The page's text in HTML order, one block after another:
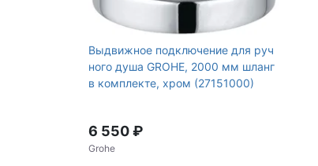
Выдвижное подключение для руч
ного душа GROHE, 2000 мм шланг
в комплекте, хром (27151000)
6 550 ₽
Grohe